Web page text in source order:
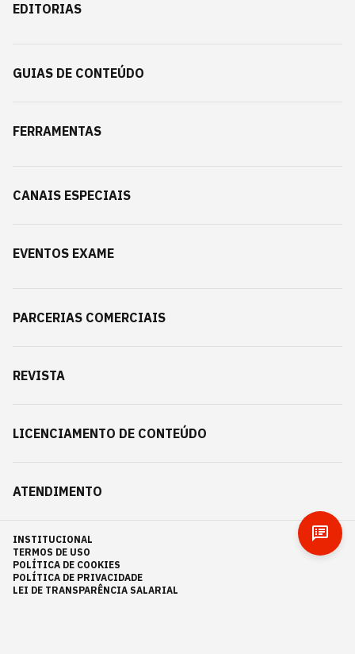
EDITORIAS
GUIAS DE CONTEÚDO
FERRAMENTAS
CANAIS ESPECIAIS
EVENTOS EXAME
PARCERIAS COMERCIAIS
REVISTA
LICENCIAMENTO DE CONTEÚDO
ATENDIMENTO
INSTITUCIONAL
TERMOS DE USO
POLÍTICA DE COOKIES
POLÍTICA DE PRIVACIDADE
LEI DE TRANSPARÊNCIA SALARIAL